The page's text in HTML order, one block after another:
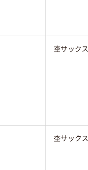
杢サックス
杢サックス